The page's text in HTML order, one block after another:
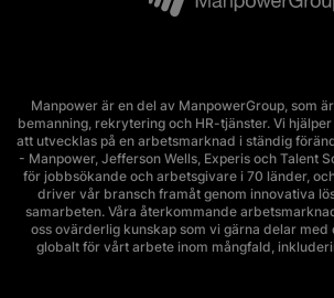
Manpower är en del av ManpowerGroup, som
bemanning, rekrytering och HR-tjänster. Vi
att utvecklas på en arbetsmarknad i ständig
- Manpower, Jefferson Wells, Experis och Talent
för jobbsökande och arbetsgivare i 70 länder,
driver vår bransch framåt genom innovativa
samarbeten. Våra återkommande
oss ovärderlig kunskap som vi gärna delar med
globalt för vårt arbete inom mångfald,